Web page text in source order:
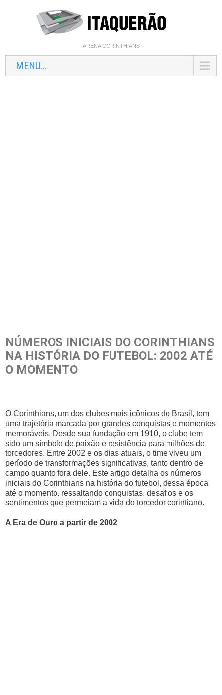
ARENA CORINTHIANS
MENU...
NÚMEROS INICIAIS DO CORINTHIANS
NA HISTÓRIA DO FUTEBOL: 2002 ATÉ
O MOMENTO
O Corinthians, um dos clubes mais icônicos do Brasil, tem
uma trajetória marcada por grandes conquistas e momentos
memoráveis. Desde sua fundação em 1910, o clube tem
sido um símbolo de paixão e resistência para milhões de
torcedores. Entre 2002 e os dias atuais, o time viveu um
período de transformações significativas, tanto dentro de
campo quanto fora dele. Este artigo detalha os números
iniciais do Corinthians na história do futebol, dessa época
até o momento, ressaltando conquistas, desafios e os
sentimentos que permeiam a vida do torcedor corintiano.
A Era de Ouro a partir de 2002